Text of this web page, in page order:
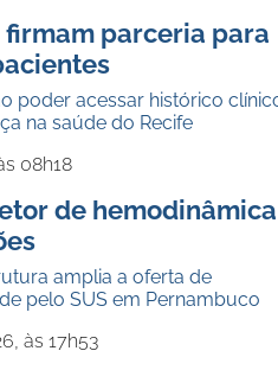
firmam parceria para
poder acessar histórico
na saúde do Recife
08h18
de hemodinâmica
amplia a oferta de
pelo SUS em Pernambuco
às 17h53